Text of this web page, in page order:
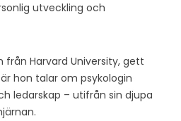
utveckling och
från Harvard University, gett
hon talar om psykologin
ledarskap – utifrån sin djupa